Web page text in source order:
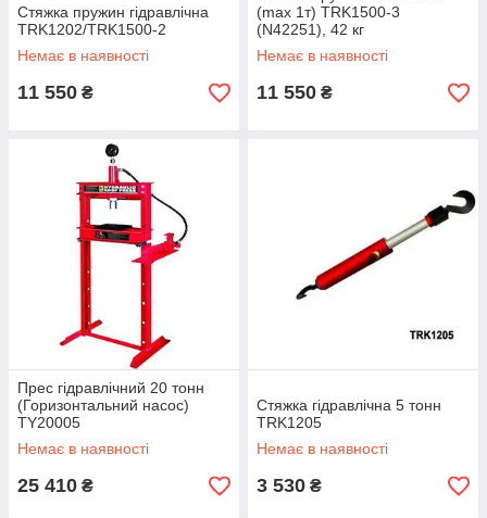
Стяжка пружин гідравлічна
TRK1202/TRK1500-2
Немає в наявності
11 550 ₴
(max 1т) TRK1500-3
(N42251), 42 кг
Немає в наявності
11 550 ₴
Прес гідравлічний 20 тонн
(Горизонтальний насос)
TY20005
Немає в наявності
25 410 ₴
Стяжка гідравлічна 5 тонн
TRK1205
Немає в наявності
3 530 ₴